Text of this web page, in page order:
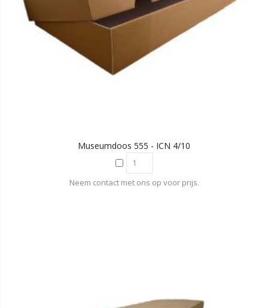
Museumdoos 555 - ICN 4/10
Neem contact met ons op voor prijs.